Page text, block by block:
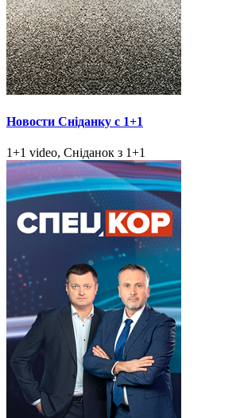
Новости Сніданку с 1+1
1+1 video, Сніданок з 1+1